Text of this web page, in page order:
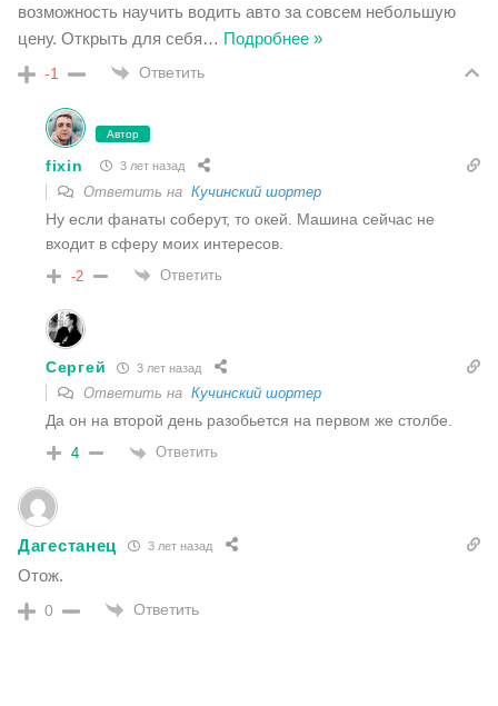
возможность научить водить авто за совсем небольшую
цену. Открыть для себя… Подробнее »
-1 Ответить
Автор
fixin 3 лет назад
Ответить на Кучинский шортер
Ну если фанаты соберут, то окей. Машина сейчас не
входит в сферу моих интересов.
-2 Ответить
Сергей 3 лет назад
Ответить на Кучинский шортер
Да он на второй день разобьется на первом же столбе.
4 Ответить
Дагестанец 3 лет назад
Отож.
0 Ответить